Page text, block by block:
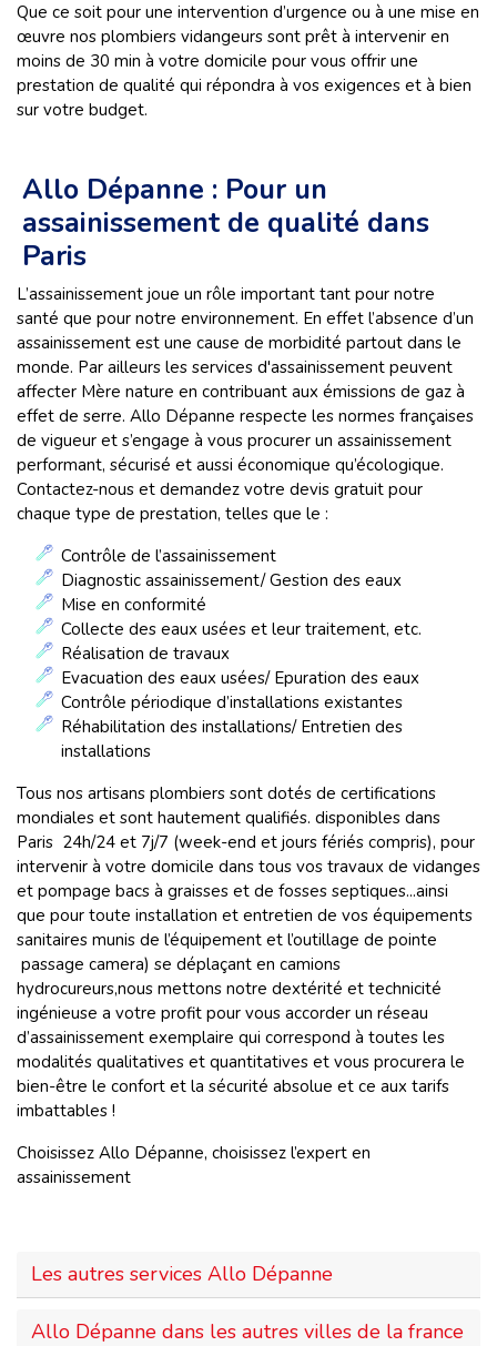
Que ce soit pour une intervention d’urgence ou à une mise en
œuvre nos plombiers vidangeurs sont prêt à intervenir en
moins de 30 min à votre domicile pour vous offrir une
prestation de qualité qui répondra à vos exigences et à bien
sur votre budget.
Allo Dépanne : Pour un
assainissement de qualité dans
Paris
L’assainissement joue un rôle important tant pour notre
santé que pour notre environnement. En effet l’absence d’un
assainissement est une cause de morbidité partout dans le
monde. Par ailleurs les services d'assainissement peuvent
affecter Mère nature en contribuant aux émissions de gaz à
effet de serre. Allo Dépanne respecte les normes françaises
de vigueur et s’engage à vous procurer un assainissement
performant, sécurisé et aussi économique qu’écologique.
Contactez-nous et demandez votre devis gratuit pour
chaque type de prestation, telles que le :
Contrôle de l’assainissement
Diagnostic assainissement/ Gestion des eaux
Mise en conformité
Collecte des eaux usées et leur traitement, etc.
Réalisation de travaux
Evacuation des eaux usées/ Epuration des eaux
Contrôle périodique d’installations existantes
Réhabilitation des installations/ Entretien des
installations
Tous nos artisans plombiers sont dotés de certifications
mondiales et sont hautement qualifiés. disponibles dans
Paris 24h/24 et 7j/7 (week-end et jours fériés compris), pour
intervenir à votre domicile dans tous vos travaux de vidanges
et pompage bacs à graisses et de fosses septiques...ainsi
que pour toute installation et entretien de vos équipements
sanitaires munis de l’équipement et l’outillage de pointe
passage camera) se déplaçant en camions
hydrocureurs,nous mettons notre dextérité et technicité
ingénieuse a votre profit pour vous accorder un réseau
d’assainissement exemplaire qui correspond à toutes les
modalités qualitatives et quantitatives et vous procurera le
bien-être le confort et la sécurité absolue et ce aux tarifs
imbattables !
Choisissez Allo Dépanne, choisissez l’expert en
assainissement
Les autres services Allo Dépanne
Allo Dépanne dans les autres villes de la france